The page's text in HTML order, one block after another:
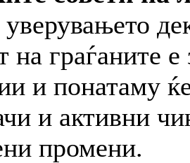
на граѓаните
и понатаму
и активни
промени.